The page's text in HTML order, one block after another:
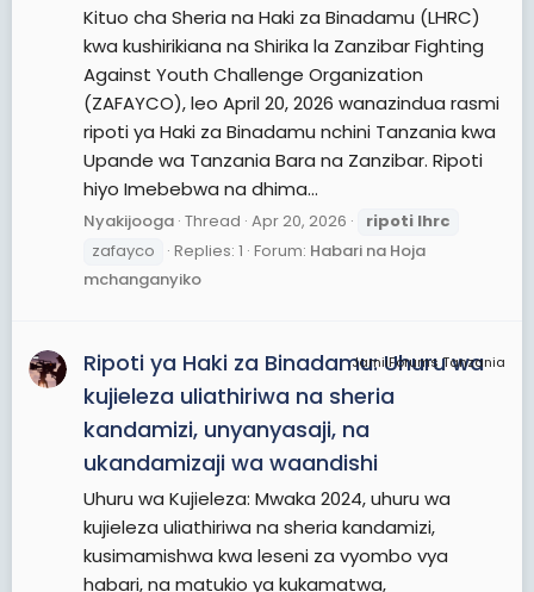
Kituo cha Sheria na Haki za Binadamu (LHRC)
kwa kushirikiana na Shirika la Zanzibar Fighting
Against Youth Challenge Organization
(ZAFAYCO), leo April 20, 2026 wanazindua rasmi
ripoti ya Haki za Binadamu nchini Tanzania kwa
Upande wa Tanzania Bara na Zanzibar. Ripoti
hiyo Imebebwa na dhima...
Nyakijooga Thread Apr 20, 2026 ripoti lhrc
zafayco
Replies: 1 Forum: Habari na Hoja
mchanganyiko
JamiiForums Tanzania
Ripoti ya Haki za Binadamu: Uhuru wa
kujieleza uliathiriwa na sheria
kandamizi, unyanyasaji, na
ukandamizaji wa waandishi
Uhuru wa Kujieleza: Mwaka 2024, uhuru wa
kujieleza uliathiriwa na sheria kandamizi,
kusimamishwa kwa leseni za vyombo vya
habari, na matukio ya kukamatwa,